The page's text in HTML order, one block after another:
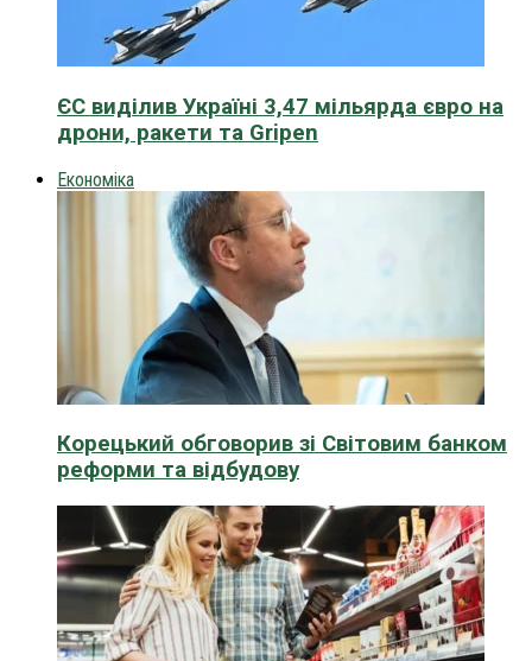
ЄС виділив Україні 3,47 мільярда євро на
дрони, ракети та Gripen
Економіка
Корецький обговорив зі Світовим банком
реформи та відбудову